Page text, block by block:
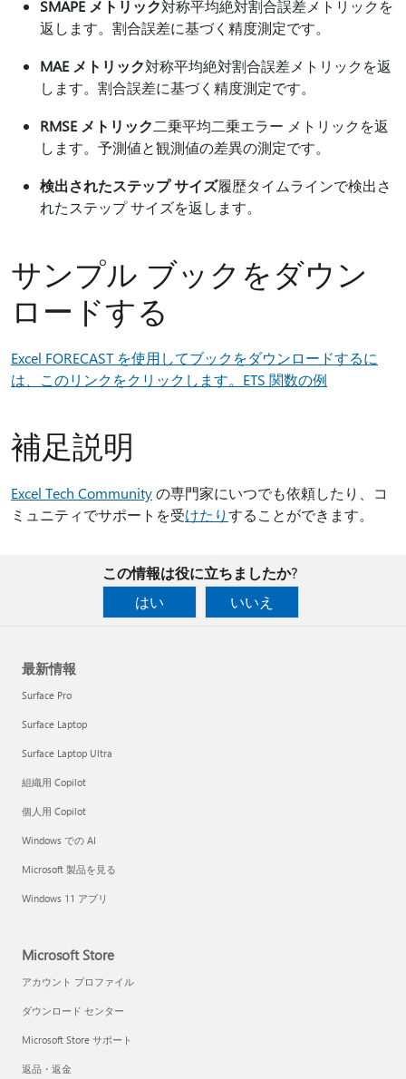
SMAPE メトリック対称平均絶対割合誤差メトリックを
返します。割合誤差に基づく精度測定です。
MAE メトリック対称平均絶対割合誤差メトリックを返
します。割合誤差に基づく精度測定です。
RMSE メトリック二乗平均二乗エラー メトリックを返
します。予測値と観測値の差異の測定です。
検出されたステップ サイズ履歴タイムラインで検出さ
れたステップ サイズを返します。
サンプル ブックをダウン
ロードする
Excel FORECAST を使用してブックをダウンロードするに
は、このリンクをクリックします。ETS 関数の例
補足説明
Excel Tech Communityの専門家にいつでも依頼したり、コ
ミュニティでサポートを受けたりすることができます。
この情報は役に立ちましたか?
はい
いいえ
最新情報
Surface Pro
Surface Laptop
Surface Laptop Ultra
組織用 Copilot
個人用 Copilot
Windows での AI
Microsoft 製品を見る
Windows 11 アプリ
Microsoft Store
アカウント プロファイル
ダウンロード センター
Microsoft Store サポート
返品・返金